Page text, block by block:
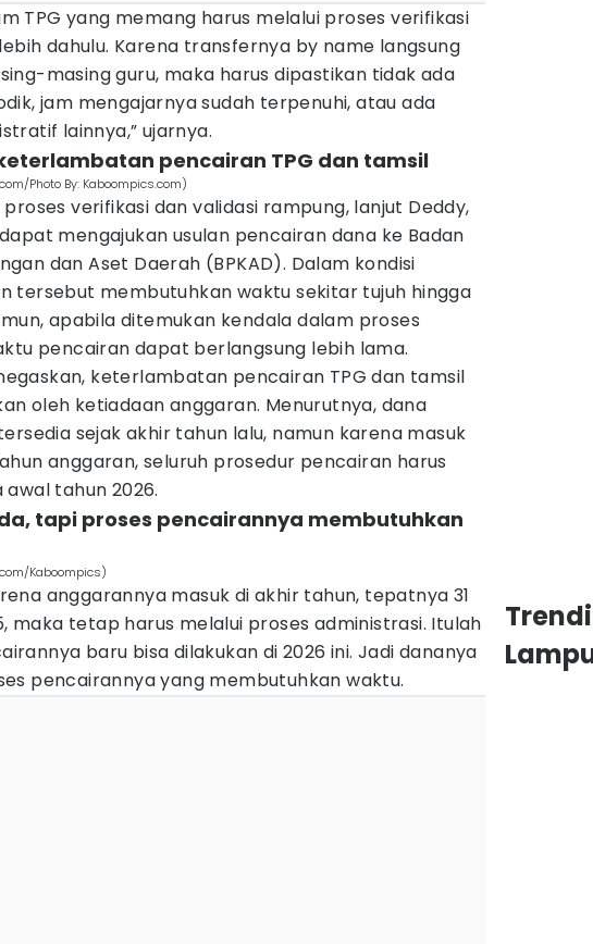
TPG yang memang harus melalui proses verifikasi
dahulu. Karena transfernya by name langsung
masing guru, maka harus dipastikan tidak ada
jam mengajarnya sudah terpenuhi, atau ada
lainnya,” ujarnya.
pencairan TPG dan tamsil
Photo By: Kaboompics.com)
verifikasi dan validasi rampung, lanjut Deddy,
mengajukan usulan pencairan dana ke Badan
dan Aset Daerah (BPKAD). Dalam kondisi
tersebut membutuhkan waktu sekitar tujuh hingga
apabila ditemukan kendala dalam proses
pencairan dapat berlangsung lebih lama.
keterlambatan pencairan TPG dan tamsil
oleh ketiadaan anggaran. Menurutnya, dana
sejak akhir tahun lalu, namun karena masuk
anggaran, seluruh prosedur pencairan harus
tahun 2026.
tapi proses pencairannya membutuhkan
Kaboompics)
anggarannya masuk di akhir tahun, tepatnya 31
maka tetap harus melalui proses administrasi. Itulah
baru bisa dilakukan di 2026 ini. Jadi dananya
pencairannya yang membutuhkan waktu.